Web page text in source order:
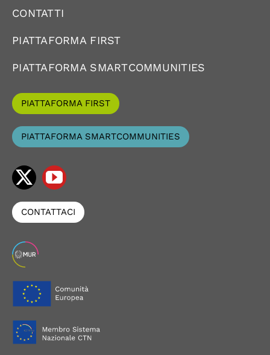
CONTATTI
PIATTAFORMA FIRST
PIATTAFORMA SMARTCOMMUNITIES
PIATTAFORMA FIRST
PIATTAFORMA SMARTCOMMUNITIES
CONTATTACI